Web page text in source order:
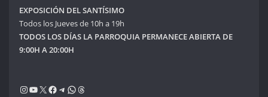
EXPOSICIÓN DEL SANTÍSIMO
Todos los Jueves de 10h a 19h
TODOS LOS DÍAS LA PARROQUIA PERMANECE ABIERTA DE
9:00H A 20:00H
Instagram
YouTube
X Facebook
Telegram
WhatsApp
Threads